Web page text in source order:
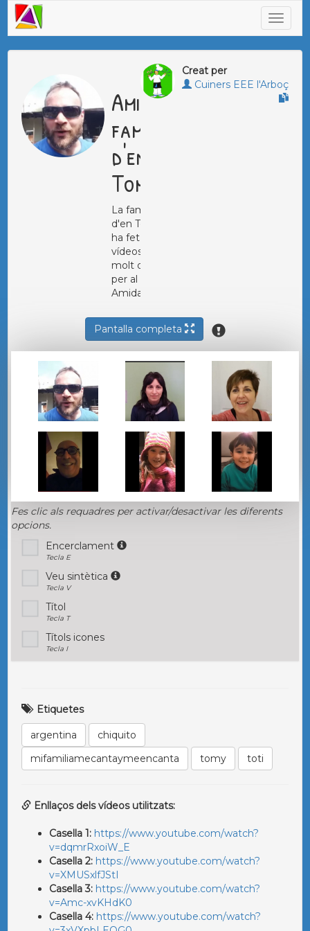
Creat per
Cuiners EEE l'Arboç
Amida
família
d'en
Tomy
La família
d'en Tomy
ha fet
vídeos amb
molt d'amor
per al seu
Amida!
Pantalla completa
Fes clic als requadres per activar/desactivar les diferents
opcions.
Encerclament
Tecla E
Veu sintètica
Tecla V
Títol
Tecla T
Títols icones
Tecla I
Etiquetes
argentina
chiquito
mifamiliamecantaymeencanta
tomy toti
Enllaços dels vídeos utilitzats:
Casella 1: https://www.youtube.com/watch?
v=dqmrRxoiW_E
Casella 2: https://www.youtube.com/watch?
v=XMUSxlfJStI
Casella 3: https://www.youtube.com/watch?
v=Amc-xvKHdK0
Casella 4: https://www.youtube.com/watch?